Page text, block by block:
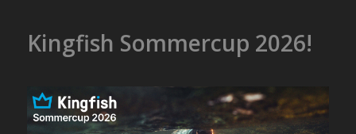
Kingfish Sommercup 2026!